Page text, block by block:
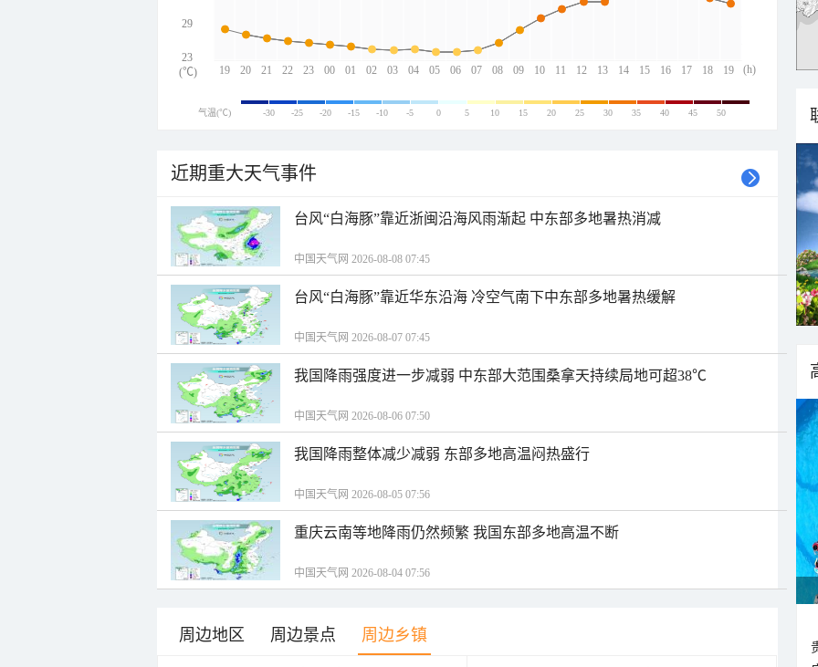
19 20 21 22 23 00 01 02 03 04 05 06 07 08 09 10 11 12 13 14 15 16 17 18 19
29
23
(h)
(℃)
气温(℃) -30 -25 -20 -15 -10 -5 0 5 10 15 20 25 30 35 40 45 50
近期重大天气事件
台风“白海豚”靠近浙闽沿海风雨渐起 中东部多地暑热消减
中国天气网 2026-08-08 07:45
台风“白海豚”靠近华东沿海 冷空气南下中东部多地暑热缓解
中国天气网 2026-08-07 07:45
我国降雨强度进一步减弱 中东部大范围桑拿天持续局地可超38℃
中国天气网 2026-08-06 07:50
我国降雨整体减少减弱 东部多地高温闷热盛行
中国天气网 2026-08-05 07:56
重庆云南等地降雨仍然频繁 我国东部多地高温不断
中国天气网 2026-08-04 07:56
周边地区 周边景点 周边乡镇